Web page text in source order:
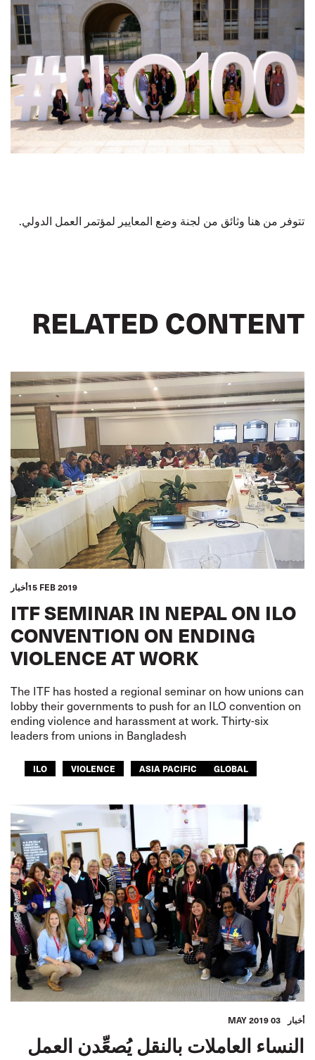
تتوفر من هنا وثائق من لجنة وضع المعايير لمؤتمر العمل الدولي.
RELATED CONTENT
أخبار15 FEB 2019
ITF SEMINAR IN NEPAL ON ILO
CONVENTION ON ENDING
VIOLENCE AT WORK
The ITF has hosted a regional seminar on how unions can
lobby their governments to push for an ILO convention on
ending violence and harassment at work. Thirty-six
leaders from unions in Bangladesh
ILO VIOLENCE ASIA PACIFIC GLOBAL
أخبار 03 MAY 2019
النساء العاملات بالنقل يُصعِّدن العمل